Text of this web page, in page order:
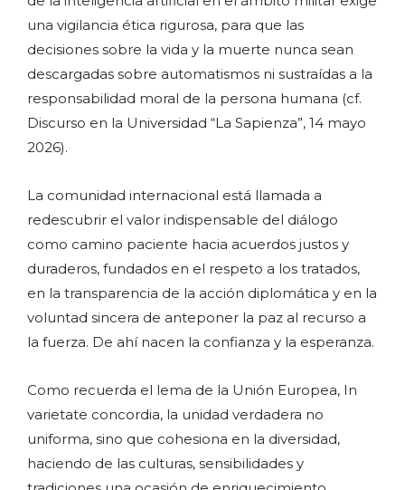
una vigilancia ética rigurosa, para que las
decisiones sobre la vida y la muerte nunca sean
descargadas sobre automatismos ni sustraídas a la
responsabilidad moral de la persona humana (cf.
Discurso en la Universidad “La Sapienza”, 14 mayo
2026).
La comunidad internacional está llamada a
redescubrir el valor indispensable del diálogo
como camino paciente hacia acuerdos justos y
duraderos, fundados en el respeto a los tratados,
en la transparencia de la acción diplomática y en la
voluntad sincera de anteponer la paz al recurso a
la fuerza. De ahí nacen la confianza y la esperanza.
Como recuerda el lema de la Unión Europea, In
varietate concordia, la unidad verdadera no
uniforma, sino que cohesiona en la diversidad,
haciendo de las culturas, sensibilidades y